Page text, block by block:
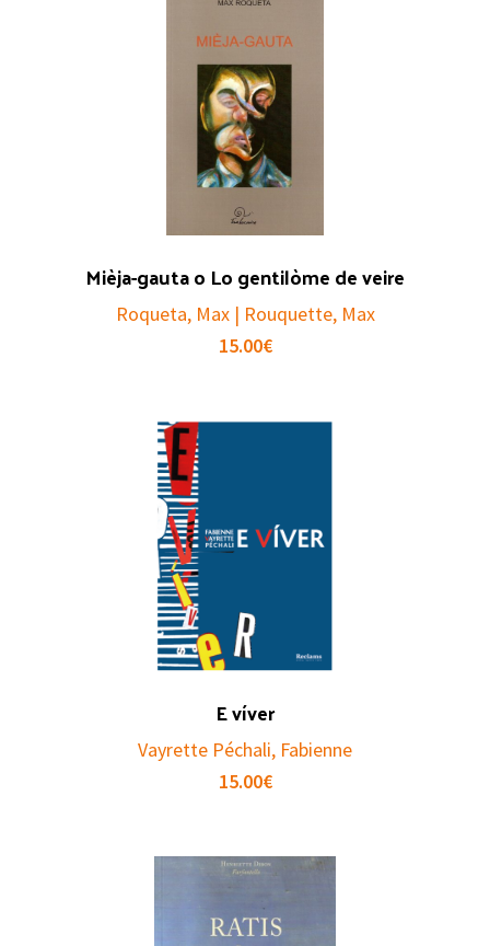
Mièja-gauta o Lo gentilòme de veire
Roqueta, Max | Rouquette, Max
15.00€
E víver
Vayrette Péchali, Fabienne
15.00€